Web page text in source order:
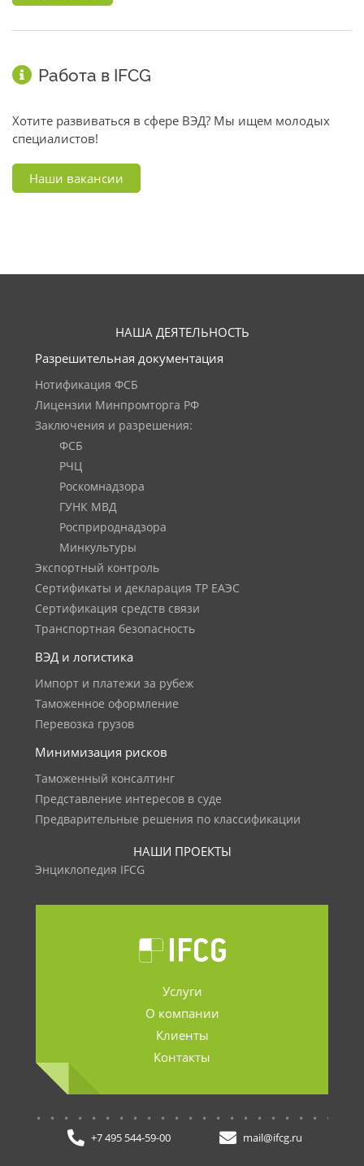
Работа в IFCG
Хотите развиваться в сфере ВЭД? Мы ищем молодых
специалистов!
Наши вакансии
НАША ДЕЯТЕЛЬНОСТЬ
Разрешительная документация
Нотификация ФСБ
Лицензии Минпромторга РФ
Заключения и разрешения:
ФСБ
РЧЦ
Роскомнадзора
ГУНК МВД
Росприроднадзора
Минкультуры
Экспортный контроль
Сертификаты и декларация ТР ЕАЭС
Сертификация средств связи
Транспортная безопасность
ВЭД и логистика
Импорт и платежи за рубеж
Таможенное оформление
Перевозка грузов
Минимизация рисков
Таможенный консалтинг
Представление интересов в суде
Предварительные решения по классификации
НАШИ ПРОЕКТЫ
Энциклопедия IFCG
Услуги
О компании
Клиенты
Контакты
+7 495 544-59-00 mail@ifcg.ru